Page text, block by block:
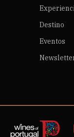
Destino
Eventos